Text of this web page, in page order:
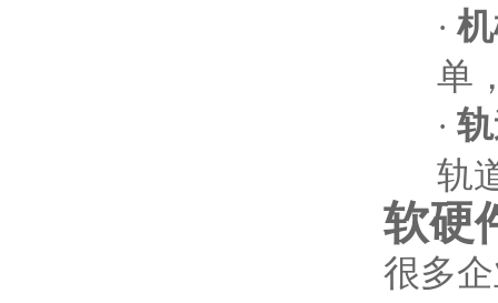
·
单
·
轨
软硬
很多